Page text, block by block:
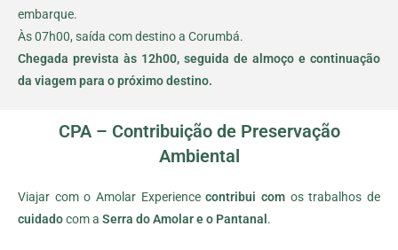
embarque.
Às 07h00, saída com destino a Corumbá.
Chegada prevista às 12h00, seguida de almoço e continuação
da viagem para o próximo destino.
CPA – Contribuição de Preservação
Ambiental
Viajar com o Amolar Experiencecontribui com os trabalhos de
cuidadocom a Serra do Amolar e o Pantanal .